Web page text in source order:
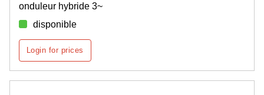
onduleur hybride 3~
disponible
Login for prices